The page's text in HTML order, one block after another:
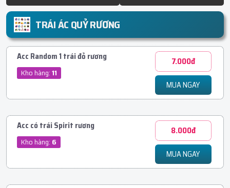
TRÁI ÁC QUỶ RƯƠNG
Acc Random 1 trái đỏ rương
Kho hàng:11
7.000đ
MUA NGAY
Acc có trái Spirit rương
Kho hàng: 6
8.000đ
MUA NGAY